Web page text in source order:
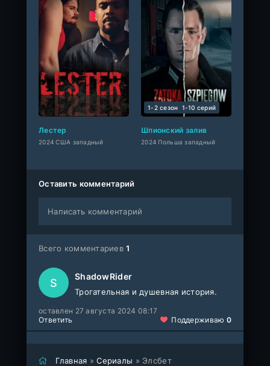
Лестер
2024 США западный
Шпионский залив
2024 Польша западный
1-2 сезон 1-10 cерий
Оставить комментарий
Написать комментарий
Всего комментариев1
S ShadowRider
Трогательная и душевная история.
оставлен 27 августа 2024 08:17
Ответить
Поддерживаю 0
Главная »Сериалы » Элсбет